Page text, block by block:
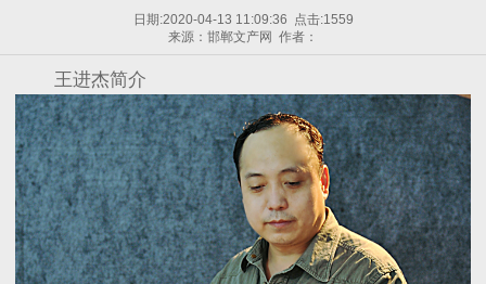
日期:2020-04-13 11:09:36 点击:1559
来源：邯郸文产网 作者：
王进杰简介